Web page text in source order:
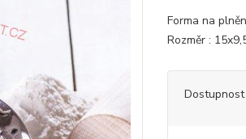
Forma na
Rozměr :
Dostupnost